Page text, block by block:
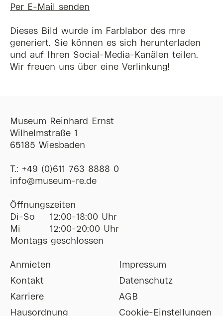
Per E-Mail senden
Dieses Bild wurde im Farblabor des mre
generiert. Sie können es sich herunterladen
und auf Ihren Social-Media-Kanälen teilen.
Wir freuen uns über eine Verlinkung!
Museum Reinhard Ernst
Wilhelmstraße 1
65185 Wiesbaden
T.: +49 (0)611 763 8888 0
ofni@museum-re de
Öffnungszeiten
Di-So
12:00-18:00 Uhr
Mi
12:00-20:00 Uhr
Montags geschlossen
Anmieten
Kontakt
Karriere
Hausordnung
Impressum
Datenschutz
AGB
Cookie-Einstellungen